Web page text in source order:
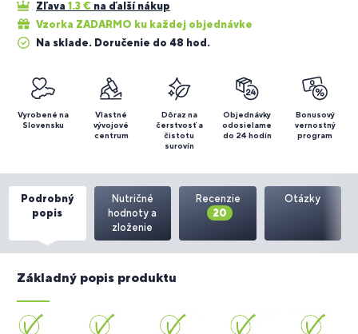
Zľava 1.3 € na ďalší nákup
Vzorka ZADARMO ku každej objednávke
Na sklade. Doručenie do 48 hod.
Vyrobené na
Slovensku
Vlastné
vývojové
centrum
Dôraz na
čerstvosť a
čistotu
surovín
Objednávky
odosielame
do 24 hodín
Bonusový
vernostný
program
Podrobný
popis
Nutričné
hodnoty a
zloženie
Recenzie
20
Otázky
Základný popis produktu